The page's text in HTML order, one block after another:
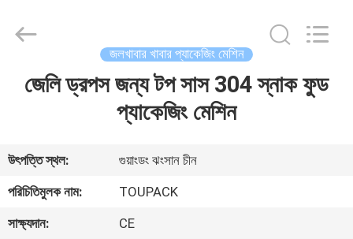
বাড়ি
আমাদের
সম্পর্কে
জলখাবার খাবার প্যাকেজিং মেশিন
জেলি ড্রপস জন্য টপ সাস 304 স্নাক ফুড
প্যাকেজিং মেশিন
উৎপত্তি স্থল:
গুয়াংডং ঝংসান চীন
পরিচিতিমুলক নাম:
TOUPACK
সাক্ষ্যদান:
CE